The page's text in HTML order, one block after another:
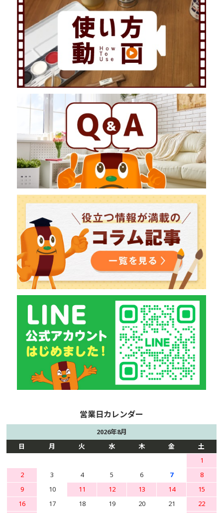
2026年8月
日
月 火 水 木 金
土
1
2
3 4 5 6 7
8
9
10 11 12 13 14
15
16
17 18 19 20 21
22